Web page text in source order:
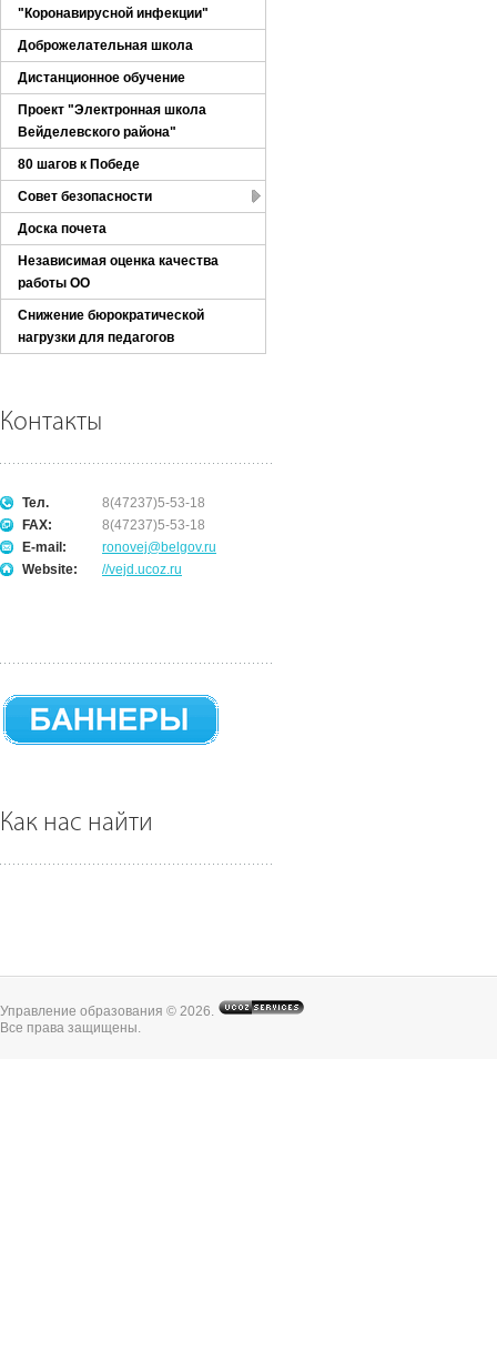
"Коронавирусной инфекции"
Доброжелательная школа
Дистанционное обучение
Проект "Электронная школа
Вейделевского района"
80 шагов к Победе
Совет безопасности
Доска почета
Независимая оценка качества
работы ОО
Снижение бюрократической
нагрузки для педагогов
Контакты
Тел.
8(47237)5-53-18
FAX:
8(47237)5-53-18
E-mail:
ronovej@belgov.ru
Website:
//vejd.ucoz.ru
Как нас найти
Управление образования © 2026
Все права защищены.